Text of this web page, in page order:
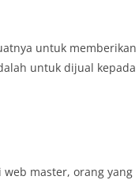
untuk memberikan
untuk dijual kepada
master, orang yang